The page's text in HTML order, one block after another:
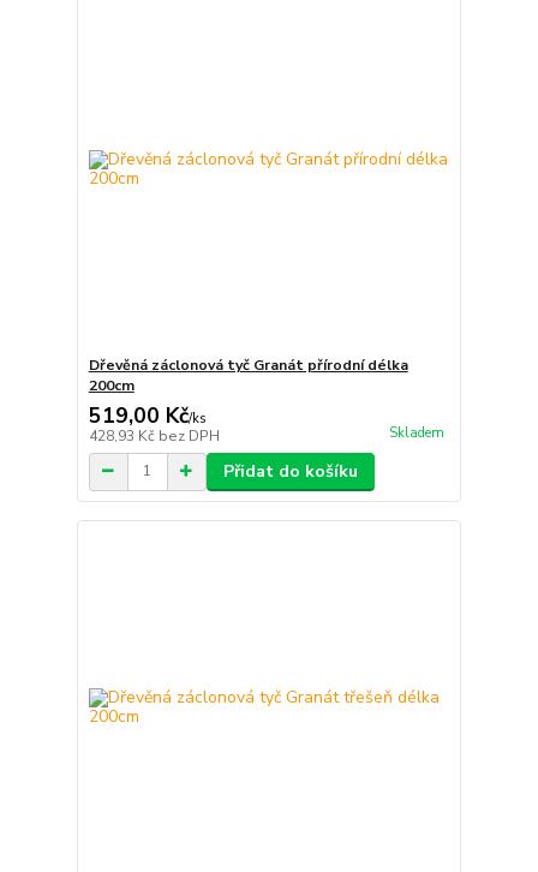
Dřevěná záclonová tyč Granát přírodní délka
200cm
519,00 Kč/ks
428,93 Kč bez DPH Skladem
Přidat do košíku